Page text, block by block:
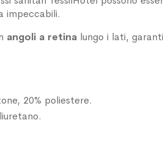
impeccabili.
angoli a retina lungo i lati,
20% poliestere.